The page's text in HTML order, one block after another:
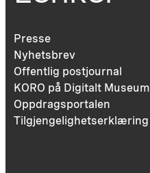
Presse
Nyhetsbrev
Offentlig postjournal
KORO på Digitalt Museum
Oppdragsportalen
Tilgjengelighetserklæring